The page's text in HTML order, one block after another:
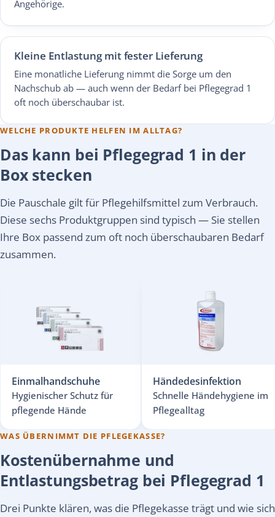
Angehörige.
Kleine Entlastung mit fester Lieferung
Eine monatliche Lieferung nimmt die Sorge um den
Nachschub ab — auch wenn der Bedarf bei Pflegegrad 1
oft noch überschaubar ist.
WELCHE PRODUKTE HELFEN IM ALLTAG?
Das kann bei Pflegegrad 1 in der
Box stecken
Die Pauschale gilt für Pflegehilfsmittel zum Verbrauch.
Diese sechs Produktgruppen sind typisch — Sie stellen
Ihre Box passend zum oft noch überschaubaren Bedarf
zusammen.
Einmalhandschuhe
Hygienischer Schutz für
pflegende Hände
Händedesinfektion
Schnelle Händehygiene im
Pflegealltag
WAS ÜBERNIMMT DIE PFLEGEKASSE?
Kostenübernahme und
Entlastungsbetrag bei Pflegegrad 1
Drei Punkte klären, was die Pflegekasse trägt und wie sich